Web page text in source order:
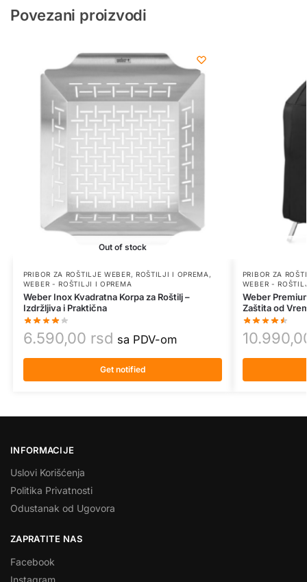
Povezani proizvodi
Out of stock
PRIBOR ZA ROŠTILJE WEBER, ROŠTILJI I OPREMA ,
WEBER - ROŠTILJI I OPREMA
Weber Inox Kvadratna Korpa za Roštilj –
Izdržljiva i Praktična
6.590,00 rsd sa PDV-om
Get notified
PRIBOR ZA
WEBER -
Weber
Zaštita od
INFORMACIJE
Uslovi Korišćenja
Politika Privatnosti
Odustanak od Ugovora
ZAPRATITE NAS
Facebook
Instagram